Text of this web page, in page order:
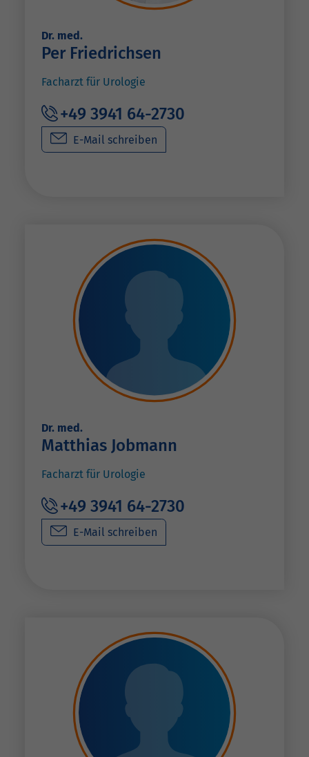
Dr. med.
Per Friedrichsen
Facharzt für Urologie
+49 3941 64-2730
E-Mail schreiben
Dr. med.
Matthias Jobmann
Facharzt für Urologie
+49 3941 64-2730
E-Mail schreiben